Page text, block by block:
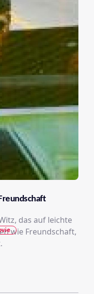
das auf leichte
wie Freundschaft,